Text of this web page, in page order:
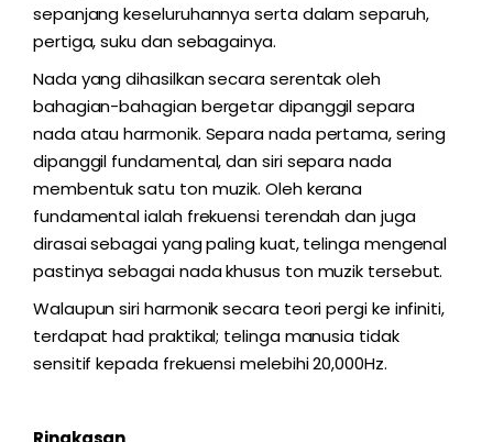
sepanjang keseluruhannya serta dalam separuh,
pertiga, suku dan sebagainya.
Nada yang dihasilkan secara serentak oleh
bahagian-bahagian bergetar dipanggil separa
nada atau harmonik. Separa nada pertama, sering
dipanggil fundamental, dan siri separa nada
membentuk satu ton muzik. Oleh kerana
fundamental ialah frekuensi terendah dan juga
dirasai sebagai yang paling kuat, telinga mengenal
pastinya sebagai nada khusus ton muzik tersebut.
Walaupun siri harmonik secara teori pergi ke infiniti,
terdapat had praktikal; telinga manusia tidak
sensitif kepada frekuensi melebihi 20,000Hz.